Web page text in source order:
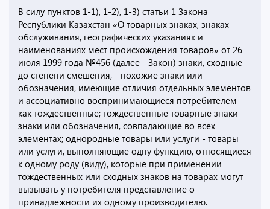
В силу пунктов 1-1), 1-2), 1-3) статьи 1 Закона
Республики Казахстан «О товарных знаках, знаках
обслуживания, географических указаниях и
наименованиях мест происхождения товаров» от 26
июля 1999 года №456 (далее - Закон) знаки, сходные
до степени смешения, - похожие знаки или
обозначения, имеющие отличия отдельных элементов
и ассоциативно воспринимающиеся потребителем
как тождественные; тождественные товарные знаки -
знаки или обозначения, совпадающие во всех
элементах; однородные товары или услуги - товары
или услуги, выполняющие одну функцию, относящиеся
к одному роду (виду), которые при применении
тождественных или сходных знаков на товарах могут
вызывать у потребителя представление о
принадлежности их одному производителю.